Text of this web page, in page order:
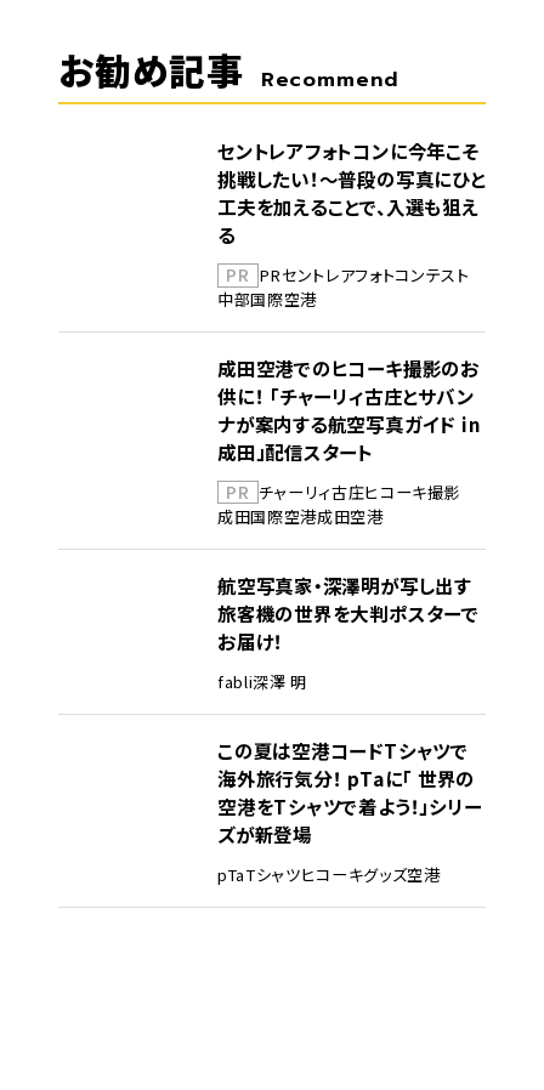
お勧め記事 Recommend
セントレアフォトコンに今年こそ
挑戦したい！～普段の写真にひと
工夫を加えることで、入選も狙え
る
PR PRセントレアフォトコンテスト
中部国際空港
成田空港でのヒコーキ撮影のお
供に！ 「チャーリィ古庄とサバン
ナが案内する航空写真ガイド in
成田」配信スタート
PR チャーリィ古庄ヒコーキ撮影
成田国際空港成田空港
航空写真家・深澤明が写し出す
旅客機の世界を大判ポスターで
お届け！
fabli深澤 明
この夏は空港コードTシャツで
海外旅行気分！ pTaに「 世界の
空港をTシャツで着よう！」シリー
ズが新登場
pTaTシャツヒコーキグッズ空港